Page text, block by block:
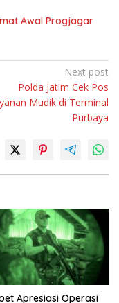
Awal Progjagar
Next post
Polda Jatim Cek Pos
Mudik di Terminal
Purbaya
Apresiasi Operasi